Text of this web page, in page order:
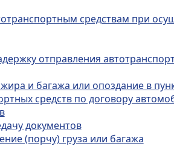
средствам при
отправления
и багажа или опоздание в
средств по договору
документов
(порчу) груза или багажа